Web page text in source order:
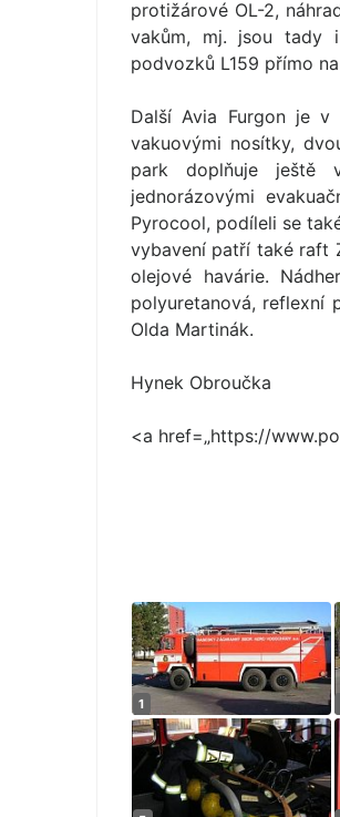
protižárové OL-2,
vakům, mj. jsou tady
podvozků L159 přímo
Další Avia Furgon je v
vakuovými nosítky,
park doplňuje ještě
jednorázovými
Pyrocool, podíleli se
vybavení patří také raft
olejové havárie.
polyuretanová, reflexní
Olda Martinák.
Hynek Obroučka
<a href=„https:/­/